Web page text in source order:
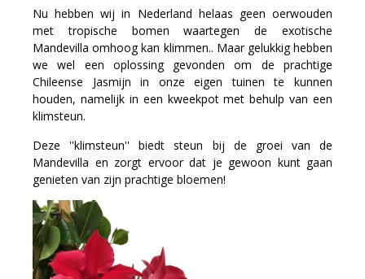
Nu hebben wij in Nederland helaas geen oerwouden
met tropische bomen waartegen de exotische
Mandevilla omhoog kan klimmen.. Maar gelukkig hebben
we wel een oplossing gevonden om de prachtige
Chileense Jasmijn in onze eigen tuinen te kunnen
houden, namelijk in een kweekpot met behulp van een
klimsteun.
Deze ''klimsteun'' biedt steun bij de groei van de
Mandevilla en zorgt ervoor dat je gewoon kunt gaan
genieten van zijn prachtige bloemen!